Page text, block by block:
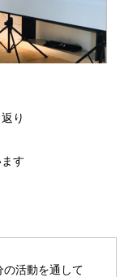
り
す
活動を通して